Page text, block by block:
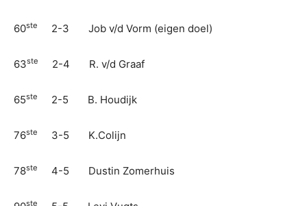
60ste 2-3 Job v/d Vorm (eigen doel)
63ste 2-4 R. v/d Graaf
65ste 2-5 B. Houdijk
76ste 3-5 K.Colijn
78ste 4-5 Dustin Zomerhuis
ste